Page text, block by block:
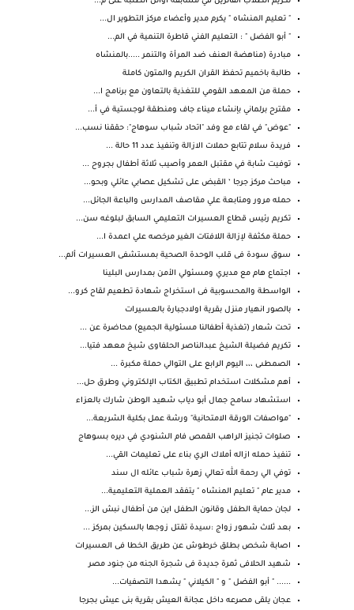
" تعليم المنشاه " يكرم مدير وأعضاء مركز التطوير ال...
" أبو الفضل " : التعليم الفني قاطرة التنمية في الم...
مبادرة (مناهضة العنف ضد المرأة والتنمر .....بالمنشاه
طالبة باخميم تحفظ القران الكريم والمتون كاملة
حملة من المعهد القومي للتغذية بالتعاون مع برنامج ا...
مقترح برلماني بإنشاء ميناء جاف ومنطقة لوجستية في أ...
"عوض" في لقاء مع وفد "اتحاد شباب سوهاج": حققنا نسب...
فريدة سلام تتابع حملات الازالة وتنفيذ عدد 11 حالة ...
توفيت شابة في مقتبل العمر وأصيب ثلاثة أطفال بجروح ...
مباحث مركز جرجا ‘ القبض على تشكيل عصابي عائلي وبحو...
حمله مرور ومتابعة علي مقاصف المدارس والباعة الجائل...
تكريم رئيس قطاع العسيرات التعليمي السابق لبلوغه سن...
حملة مكثفة لإزالة اللافتات الغير مرخصه علي اعمدة ا...
سوق سودة فى قلب الوحدة الصحية بمستشفى العسيرات ألم...
اجتماع هام مع مديري ومسئولي الأمن بمدارس البلينا
الواسطة والمحسوبية فى استخراج شهادة تطعيم لقاح كرو...
بالصور انهيار منزل بقرية اولادجبارة بالعسيرات
تحت شعار (تغذية أطفالنا مسئولية الجميع) محاضرة عن ...
تكريم فضيلة الشيخ عبدالناصر الحلفاوى شيخ معهد فتيا...
الصمطىى ،،، اليوم الرابع على التوالي حملة مكبرة ...
أهم مشكلات استخدام تطبيق الكتاب الإلكتروني وطرق حل...
استشهاد سامح جمال أبو دياب شهيد الوطن شارك بالعزاء
"مواصفات الورقة الامتحانية" ورشة عمل بكلية الشريعة...
صلوات تجنيز الراهب القمص فام الشنودي في ديره بسوهاج
تنفيذ حمله ازاله أملاك الري بناء على تعليمات القي...
توفي الي رحمة الله تعالي زهرة شباب عائله ال سند
مدير عام " تعليم المنشاه " يتفقد العملية التعليمية...
لجان حماية الطفل وقانون الطفل اين من أطفال نبش الز...
بعد ثلاث شهور زواج :سيدة تقتل زوجها بالسكين بمركز ...
اصابة شخص بطلق خرطوش عن طريق الخطا فى العسيرات
شهيد الحلافى ثمرة جديدة فى شجرة الجنه من جنود مصر
...... " أبو الفضل " و " الكيلاني " يشهدا التصفيات...
عجان يلقى مصرعه داخل عجانة العيش بقرية بنى عيش بجرجا